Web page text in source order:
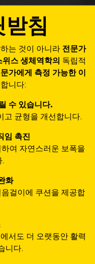
받침
는 것이 아니라 전문가
위스 생체역학의 독립적
가에게 측정 가능한 이
합니다:
수 있습니다.
고 균형을 개선합니다.
임 촉진
여 자연스러운 보폭을
.
화
걸이에 쿠션을 제공합
서도 더 오랫동안 활력
니다.